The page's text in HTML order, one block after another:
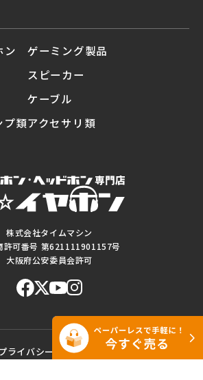
株式会社タイムマシン
許可番号 第621111901157号
大阪府公安委員会許可
ン
プ類
ゲーミング製品
スピーカー
ケーブル
アクセサリ類
ライバシーポリシー
ご利用規約